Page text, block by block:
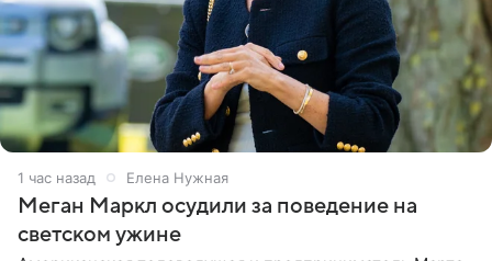
1 час назад Елена Нужная
Меган Маркл осудили за поведение на
светском ужине